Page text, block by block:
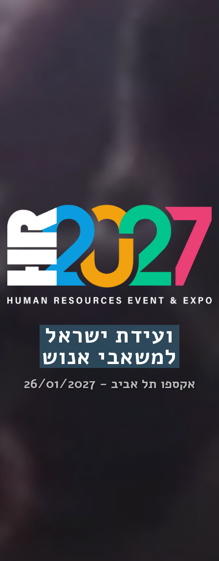
ועידת ישראל
למשאבי אנוש
אקספו תל אביב - 26/01/2027